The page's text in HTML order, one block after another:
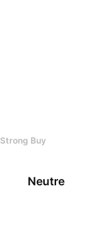
Strong Buy
Neutre